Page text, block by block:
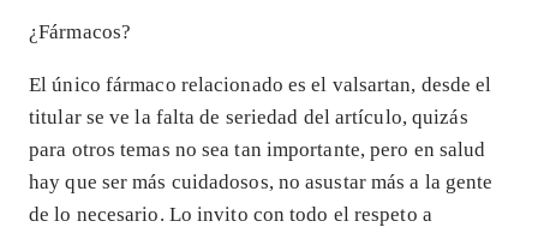
¿Fármacos?
El único fármaco relacionado es el valsartan, desde el
titular se ve la falta de seriedad del artículo, quizás
para otros temas no sea tan importante, pero en salud
hay que ser más cuidadosos, no asustar más a la gente
de lo necesario. Lo invito con todo el respeto a